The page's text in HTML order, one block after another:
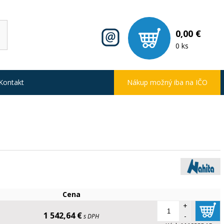
0,00 €
0 ks
Cena
1 542,64 €s DPH
+
-
Nákup možný iba na IČO